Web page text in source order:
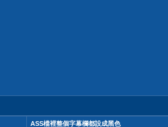
ASS檔裡整個字幕欄都設成黑色